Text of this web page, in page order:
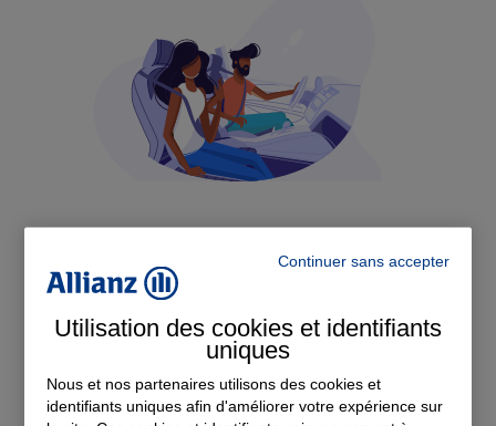
Assurance auto
Devis Assurance Auto
Continuer sans accepter
Utilisation des cookies et identifiants
uniques
Nous et nos partenaires utilisons des cookies et
identifiants uniques afin d'améliorer votre expérience sur